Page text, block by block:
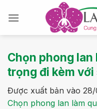
qua
Chọn phong lan
trọng đi kèm
Được xuất bản vào 28/
Chọn phong lan làm